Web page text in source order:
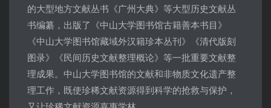
的大型地方文献丛书《广州大典》等大型历史文献丛
书编纂，出版了《中山大学图书馆古籍善本书目》
《中山大学图书馆藏域外汉籍珍本丛刊》《清代版刻
图录》《民间历史文献整理概论》等一批重要文献整
理成果。中山大学图书馆的文献和非物质文化遗产整
理工作，既使珍稀文献资源得到科学的抢救与保护，